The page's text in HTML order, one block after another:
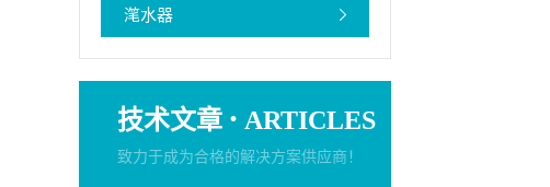
滗水器
技术文章 · ARTICLES
致力于成为合格的解决方案供应商！